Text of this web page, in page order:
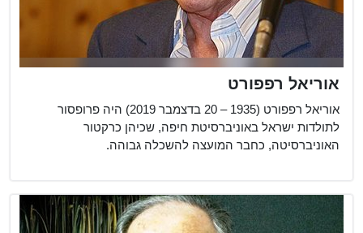
אוריאל רפפורט
אוריאל רפפורט (1935 – 20 בדצמבר 2019) היה פרופסור
לתולדות ישראל באוניברסיטת חיפה, שכיהן כרקטור
האוניברסיטה, כחבר המועצה להשכלה גבוהה.